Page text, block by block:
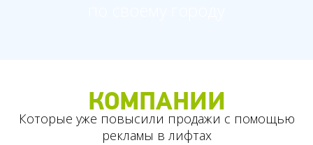
КОМПАНИИ
Которые уже повысили продажи с помощью
рекламы в лифтах